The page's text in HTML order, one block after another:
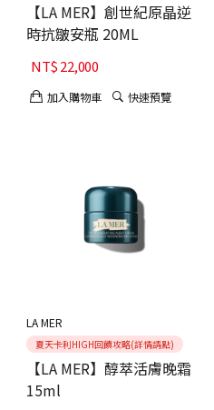
【LA MER】創世紀原晶逆
時抗皺安瓶 20ML
NT$22,000
加入購物車 快速預覽
LA MER
夏天卡利HIGH回饋攻略(詳情請點)
【LA MER】醇萃活膚晚霜
15ml